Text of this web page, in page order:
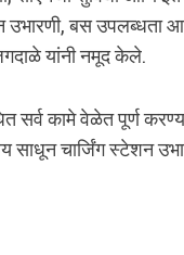
बस उपलब्धता
यांनी नमूद केले.
कामे वेळेत पूर्ण
चार्जिंग स्टेशन